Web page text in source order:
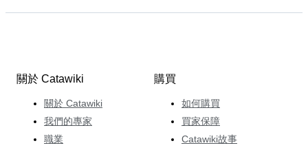
關於 Catawiki
關於 Catawiki
我們的專家
職業
購買
如何購買
買家保障
Catawiki故事